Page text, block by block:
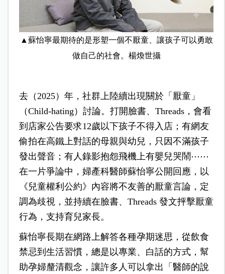
▲蘇怡寧最期待的是形塑一個不厭童、讓孩子可以勇敢
做自己的社會。楊煥世攝
去（2025）年，社群上陸續出現關於「厭童」
（Child-hating）討論。打開臉書、Threads，會看
到店家公告要求12歲以下孩子不得入店；有網友
偷拍在高鐵上對話的母親與幼兒，只因不滿孩子
發出聲音；有人錄影抱怨飛機上有嬰兒哭鬧⋯⋯
在一片爭論中，婦產科醫師蘇怡寧公開回應，以
《兒童權利公約》內容將不友善的厭童言論，定
調為歧視，並持續在臉書、Threads 發文抨擊厭童
行為，支持育兒家長。
蘇怡寧長期在網路上解答各種孕期迷思，從飲食
禁忌到生活習慣，總是以專業、白話的方式，幫
助孕婦釐清觀念，讓許多人可以拿出「醫師的說